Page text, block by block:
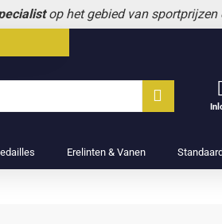
op het gebied van sportprijzen
Erelinten & Vanen